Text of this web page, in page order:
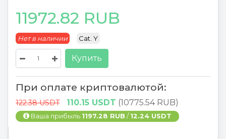
11972.82 RUB
Нет в наличии Cat. Y
Купить
При оплате криптовалютой:
122.38 USDT 110.15 USDT (10775.54 RUB)
Ваша прибыль 1197.28 RUB / 12.24 USDT